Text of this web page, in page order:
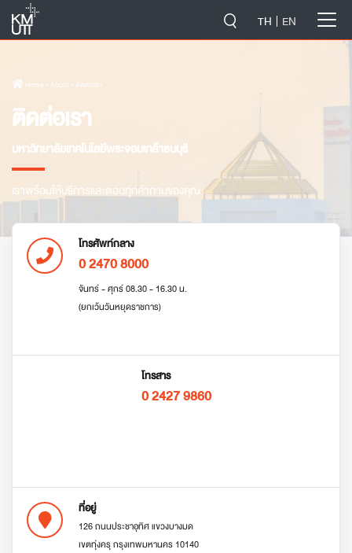
TH EN
Home › About › ติดต่อเรา
ติดต่อเรา
มหาวิทยาลัยเทคโนโลยีพระจอมเกล้าธนบุรี
เราพร้อมให้บริการและตอบทุกคำถามของคุณ
โทรศัพท์กลาง
0 2470 8000
จันทร์ - ศุกร์ 08.30 - 16.30 น.
(ยกเว้นวันหยุดราชการ)
โทรสาร
0 2427 9860
ที่อยู่
126 ถนนประชาอุทิศ แขวงบางมด
เขตทุ่งครุ กรุงเทพมหานคร 10140